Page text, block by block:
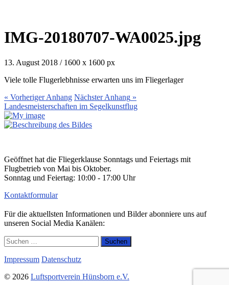
IMG-20180707-WA0025.jpg
13. August 2018 / 1600 x 1600 px
Viele tolle Flugerlebhnisse erwarten uns im Fliegerlager
« VorherigerAnhang NächsterAnhang »
Landesmeisterschaften im Segelkunstflug
Geöffnet hat die Fliegerklause Sonntags und Feiertags mit
Flugbetrieb von Mai bis Oktober.
Sonntag und Feiertag: 10:00 - 17:00 Uhr
Kontaktformular
Für die aktuellsten Informationen und Bilder abonniere uns auf
unseren Social Media Kanälen:
Suchen
nach:
Impressum Datenschutz
© 2026 Luftsportverein Hünsborn e.V.